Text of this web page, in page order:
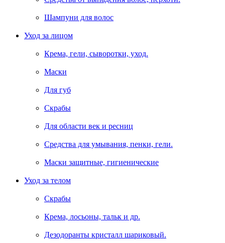
Шампуни для волос
Уход за лицом
Крема, гели, сыворотки, уход.
Маски
Для губ
Скрабы
Для области век и ресниц
Средства для умывания, пенки, гели.
Маски защитные, гигиенические
Уход за телом
Скрабы
Крема, лосьоны, тальк и др.
Дезодоранты кристалл шариковый.